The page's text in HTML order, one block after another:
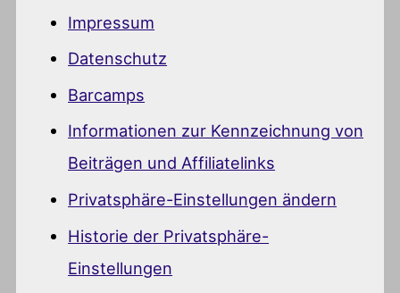
Impressum
Datenschutz
Barcamps
Informationen zur Kennzeichnung von
Beiträgen und Affiliatelinks
Privatsphäre-Einstellungen ändern
Historie der Privatsphäre-
Einstellungen